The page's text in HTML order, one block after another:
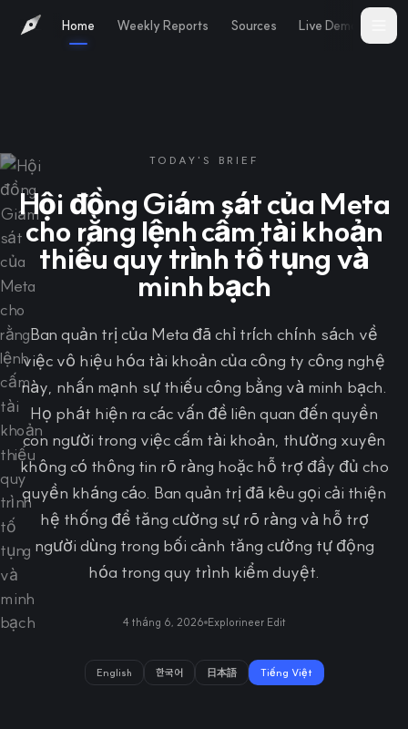
Home Weekly Reports Sources Live Demo
TODAY'S BRIEF
Hội đồng Giám sát của Meta
cho rằng lệnh cấm tài khoản
thiếu quy trình tố tụng và
minh bạch
Ban quản trị của Meta đã chỉ trích chính sách về
việc vô hiệu hóa tài khoản của công ty công nghệ
này, nhấn mạnh sự thiếu công bằng và minh bạch.
Họ phát hiện ra các vấn đề liên quan đến quyền
con người trong việc cấm tài khoản, thường xuyên
không có thông tin rõ ràng hoặc hỗ trợ đầy đủ cho
quyền kháng cáo. Ban quản trị đã kêu gọi cải thiện
hệ thống để tăng cường sự rõ ràng và hỗ trợ
người dùng trong bối cảnh tăng cường tự động
hóa trong quy trình kiểm duyệt.
4 tháng 6, 2026 Explorineer Edit
English 한국어 日本語 Tiếng Việt